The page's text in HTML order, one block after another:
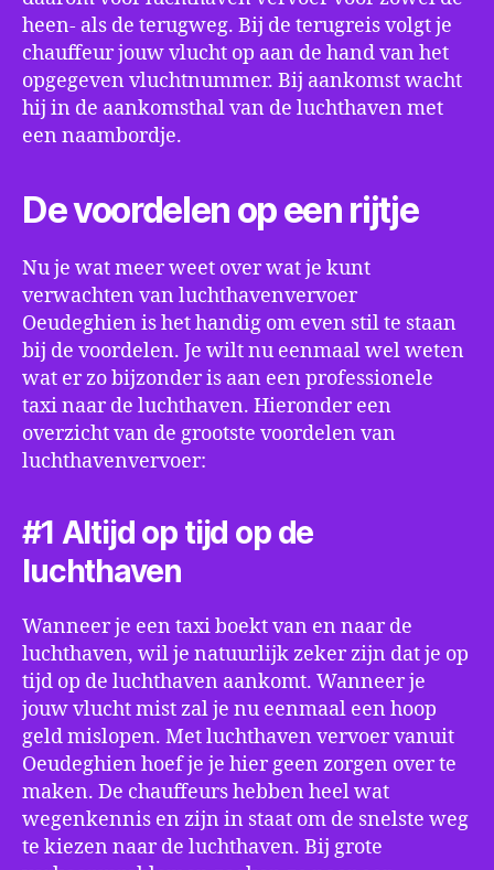
heen- als de terugweg. Bij de terugreis volgt je
chauffeur jouw vlucht op aan de hand van het
opgegeven vluchtnummer. Bij aankomst wacht
hij in de aankomsthal van de luchthaven met
een naambordje.
De voordelen op een rijtje
Nu je wat meer weet over wat je kunt
verwachten van luchthavenvervoer
Oeudeghien is het handig om even stil te staan
bij de voordelen. Je wilt nu eenmaal wel weten
wat er zo bijzonder is aan een professionele
taxi naar de luchthaven. Hieronder een
overzicht van de grootste voordelen van
luchthavenvervoer:
#1 Altijd op tijd op de
luchthaven
Wanneer je een taxi boekt van en naar de
luchthaven, wil je natuurlijk zeker zijn dat je op
tijd op de luchthaven aankomt. Wanneer je
jouw vlucht mist zal je nu eenmaal een hoop
geld mislopen. Met luchthaven vervoer vanuit
Oeudeghien hoef je je hier geen zorgen over te
maken. De chauffeurs hebben heel wat
wegenkennis en zijn in staat om de snelste weg
te kiezen naar de luchthaven. Bij grote